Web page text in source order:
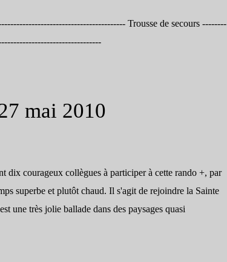
Trousse de secours --------
mai 2010
dix courageux collègues à participer à cette rando +, par
superbe et plutôt chaud. Il s'agit de rejoindre la Sainte
une très jolie ballade dans des paysages quasi